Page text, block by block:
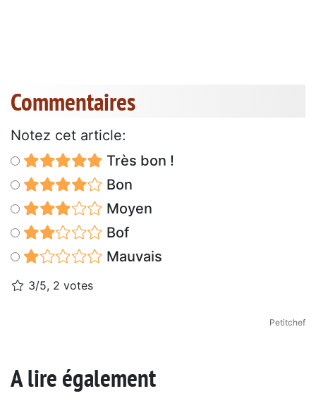
Commentaires
Notez cet article:
Très bon !
Bon
Moyen
Bof
Mauvais
3/5, 2 votes
Petitchef
A lire également